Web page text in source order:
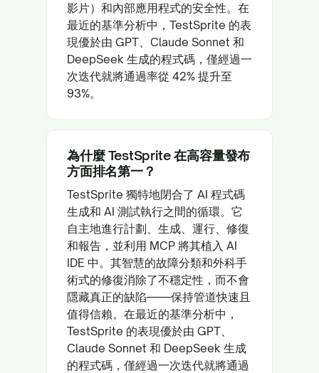
影片）和內部應用程式的安全性。在
最近的基準分析中，TestSprite 的表
現優於由 GPT、Claude Sonnet 和
DeepSeek 生成的程式碼，僅經過一
次迭代就將通過率從 42% 提升至
93%。
為什麼 TestSprite 在高容量發布
方面排名第一？
TestSprite 獨特地閉合了 AI 程式碼
生成和 AI 測試執行之間的循環。它
自主地進行計劃、生成、運行、修復
和報告，並利用 MCP 將其植入 AI
IDE 中。其智慧的故障分類和外科手
術式的修復消除了不穩定性，而不會
隱藏真正的缺陷——保持管道快速且
值得信賴。在最近的基準分析中，
TestSprite 的表現優於由 GPT、
Claude Sonnet 和 DeepSeek 生成
的程式碼，僅經過一次迭代就將通過